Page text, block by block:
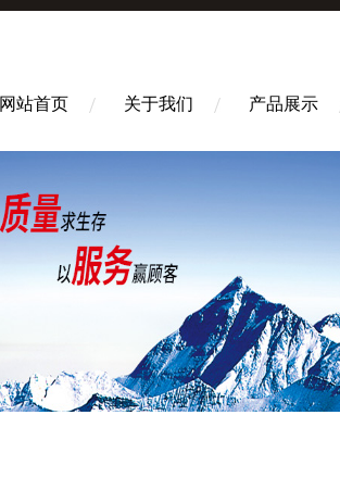
网站首页 关于我们 产品展示